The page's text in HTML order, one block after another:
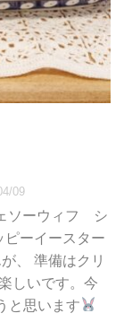
09
ソーウィフ シ
ーイースター
、 準備はクリ
しいです。今
と思います